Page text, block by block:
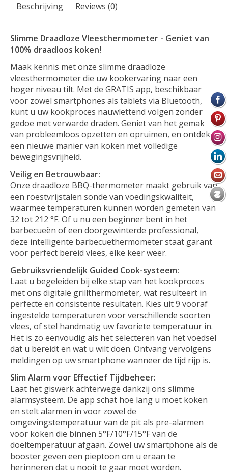
Beschrijving Reviews (0)
Slimme Draadloze Vleesthermometer - Geniet van
100% draadloos koken!
Maak kennis met onze slimme draadloze
vleesthermometer die uw kookervaring naar een
hoger niveau tilt. Met de GRATIS app, beschikbaar
voor zowel smartphones als tablets via Bluetooth,
kunt u uw kookproces nauwlettend volgen zonder
gedoe met verwarde draden. Geniet van het gemak
van probleemloos opzetten en opruimen, en ontdek
een nieuwe manier van koken met volledige
bewegingsvrijheid.
Veilig en Betrouwbaar:
Onze draadloze BBQ-thermometer maakt gebruik van
een roestvrijstalen sonde van voedingskwaliteit,
waarmee temperaturen kunnen worden gemeten van
32 tot 212 °F. Of u nu een beginner bent in het
barbecueën of een doorgewinterde professional,
deze intelligente barbecuethermometer staat garant
voor perfect bereid vlees, elke keer weer.
Gebruiksvriendelijk Guided Cook-systeem:
Laat u begeleiden bij elke stap van het kookproces
met ons digitale grillthermometer, wat resulteert in
perfecte en consistente resultaten. Kies uit 9 vooraf
ingestelde temperaturen voor verschillende soorten
vlees, of stel handmatig uw favoriete temperatuur in.
Het is zo eenvoudig als het selecteren van het voedsel
dat u bereidt en wat u wilt doen. Ontvang vervolgens
meldingen op uw smartphone wanneer de tijd rijp is.
Slim Alarm voor Effectief Tijdbeheer:
Laat het giswerk achterwege dankzij ons slimme
alarmsysteem. De app schat hoe lang u moet koken
en stelt alarmen in voor zowel de
omgevingstemperatuur van de pit als pre-alarmen
voor koken die binnen 5°F/10°F/15°F van de
doeltemperatuur afgaan. Zowel uw smartphone als de
booster geven een pieptoon om u eraan te
herinneren dat u nooit te gaar moet worden.